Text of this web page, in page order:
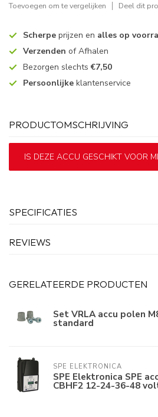
Toevoegen om te vergelijken Deel dit
Scherpe prijzen en alles op
Verzenden of Afhalen
Bezorgen slechts€7,50
Persoonlijke klantenservice
PRODUCTOMSCHRIJVING
IS DEZE ACCU GESCHIKT VOOR
SPECIFICATIES
REVIEWS
GERELATEERDE PRODUCTEN
Set VRLA accu polen
standard
SPE ELEKTRONICA
SPE Elektronica SPE
CBHF2 12-24-36-48